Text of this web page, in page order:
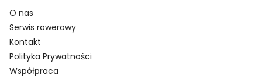
O nas
Serwis rowerowy
Kontakt
Polityka Prywatności
Współpraca